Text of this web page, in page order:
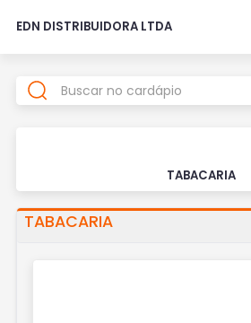
EDN DISTRIBUIDORA LTDA
TABACARIA
TABACARIA